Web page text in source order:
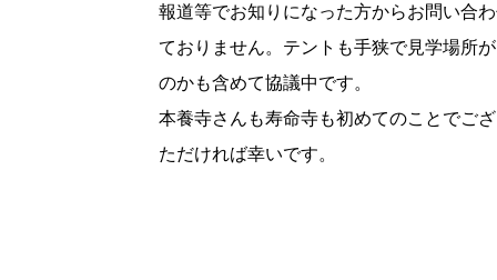
報道等でお知りになった方からお問い合
ておりません。テントも手狭で見学場所
のかも含めて協議中です。
本養寺さんも寿命寺も初めてのことでご
ただければ幸いです。